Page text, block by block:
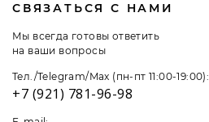
СВЯЗАТЬСЯ С НАМИ
Мы всегда готовы ответить
на ваши вопросы
Тел./Telegram/Max (пн-пт 11:00-19:00):
+7 (921) 781-96-98